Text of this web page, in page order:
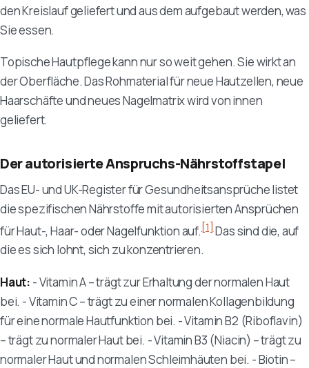
den Kreislauf geliefert und aus dem aufgebaut werden, was
Sie essen.
Topische Hautpflege kann nur so weit gehen. Sie wirkt an
der Oberfläche. Das Rohmaterial für neue Hautzellen, neue
Haarschäfte und neues Nagelmatrix wird von innen
geliefert.
Der autorisierte Anspruchs-Nährstoffstapel
Das EU- und UK-Register für Gesundheitsansprüche listet
die spezifischen Nährstoffe mit autorisierten Ansprüchen
für Haut-, Haar- oder Nagelfunktion auf. [1]Das sind die, auf
die es sich lohnt, sich zu konzentrieren.
Haut: - Vitamin A – trägt zur Erhaltung der normalen Haut
bei. - Vitamin C – trägt zu einer normalen Kollagenbildung
für eine normale Hautfunktion bei. - Vitamin B2 (Riboflavin)
– trägt zu normaler Haut bei. - Vitamin B3 (Niacin) – trägt zu
normaler Haut und normalen Schleimhäuten bei. - Biotin –